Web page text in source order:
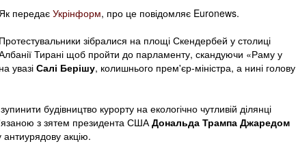
передаєУкрінформ, про це повідомляє Euronews.
Протестувальники зібралися на площі Скендербей у столиці
Тирані щоб пройти до парламенту, скандуючи «Раму у
увазі Салі Берішу, колишнього прем'єр-міністра, а нині голову
будівництво курорту на екологічно чутливій ділянці
з зятем президента СШАДональда Трампа Джаредом
акцію.